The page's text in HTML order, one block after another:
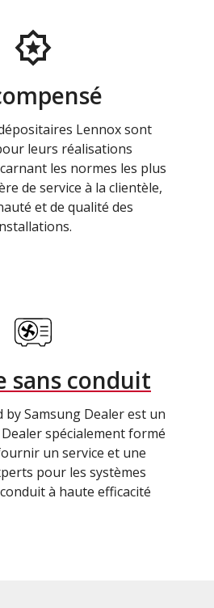
Lennox sont
leurs réalisations
les normes les plus
de service à la clientèle,
et de qualité des
sans conduit
by Samsung Dealer est un
spécialement formé
un service et une
pour les systèmes
à haute efficacité